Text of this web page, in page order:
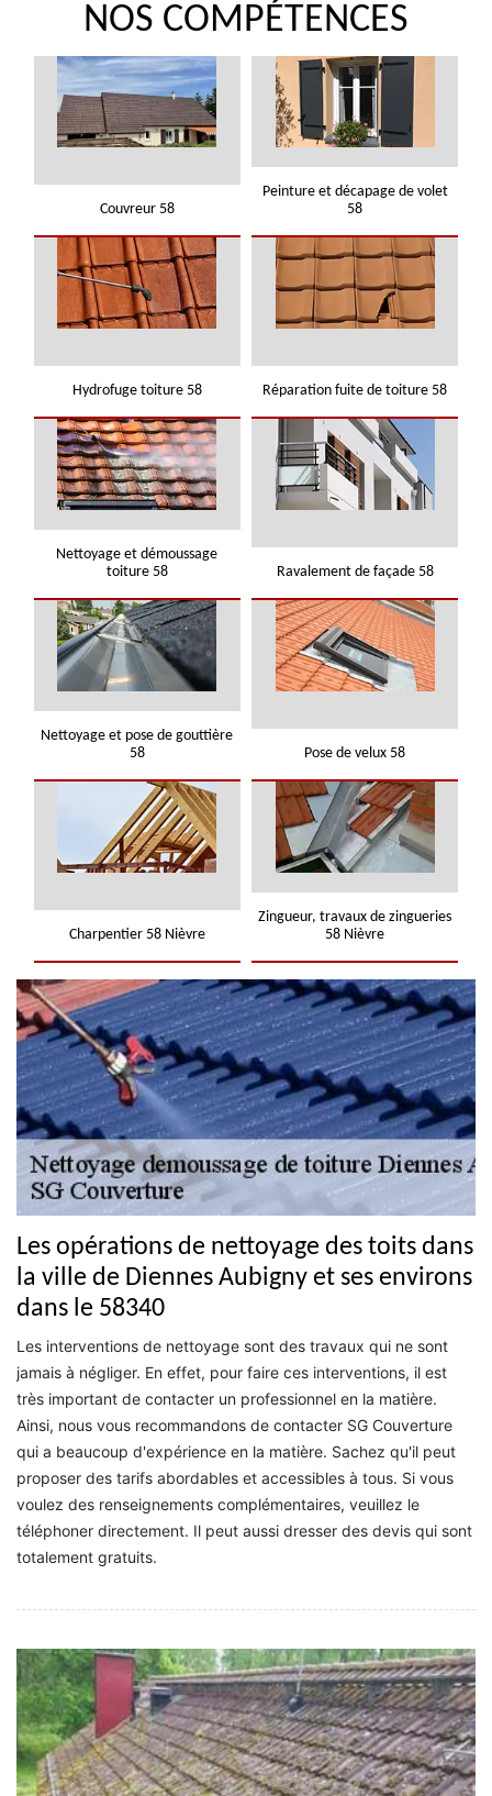
NOS COMPÉTENCES
Couvreur 58
Peinture et décapage de volet
58
Hydrofuge toiture 58 Réparation fuite de toiture 58
Nettoyage et démoussage
toiture 58
Ravalement de façade 58
Nettoyage et pose de gouttière
58
Pose de velux 58
Charpentier 58 Nièvre
Zingueur, travaux de zingueries
58 Nièvre
Les opérations de nettoyage des toits dans
la ville de Diennes Aubigny et ses environs
dans le 58340
Les interventions de nettoyage sont des travaux qui ne sont
jamais à négliger. En effet, pour faire ces interventions, il est
très important de contacter un professionnel en la matière.
Ainsi, nous vous recommandons de contacter SG Couverture
qui a beaucoup d'expérience en la matière. Sachez qu'il peut
proposer des tarifs abordables et accessibles à tous. Si vous
voulez des renseignements complémentaires, veuillez le
téléphoner directement. Il peut aussi dresser des devis qui sont
totalement gratuits.